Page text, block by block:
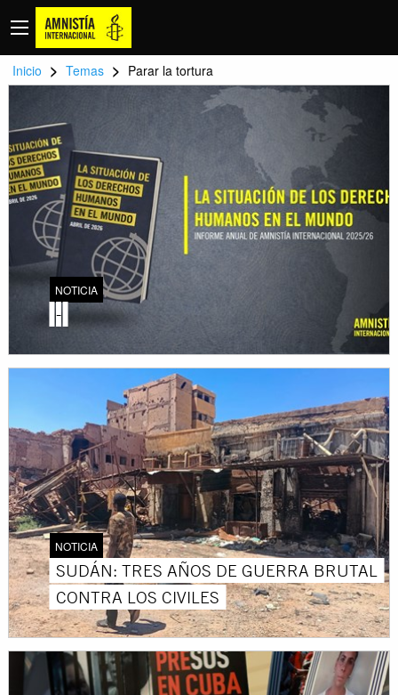
Inicio > Temas > Parar la tortura
NOTICIA
-
NOTICIA
SUDÁN: TRES AÑOS DE GUERRA BRUTAL
CONTRA LOS CIVILES